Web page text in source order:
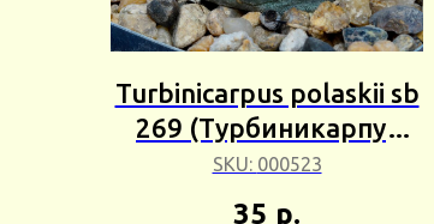
Turbinicarpus polaskii sb
269 (Турбиникарпус
Поляского) 3шт Сбор
24г
SKU: 000523
35 р.